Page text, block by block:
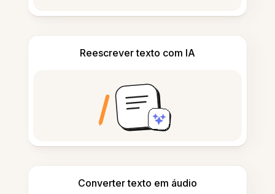
Reescrever texto com IA
Converter texto em áudio